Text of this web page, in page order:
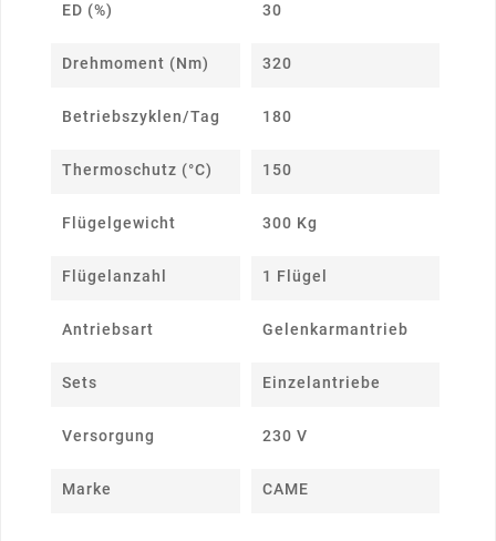
ED (%) 30
Drehmoment (Nm) 320
Betriebszyklen/Tag 180
Thermoschutz (°C) 150
Flügelgewicht 300 Kg
Flügelanzahl 1 Flügel
Antriebsart Gelenkarmantrieb
Sets Einzelantriebe
Versorgung 230 V
Marke CAME